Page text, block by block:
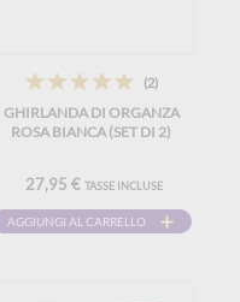
(2)
GHIRLANDA DI ORGANZA
ROSA BIANCA (SET DI 2)
27,95 € TASSE INCLUSE
AGGIUNGI AL CARRELLO